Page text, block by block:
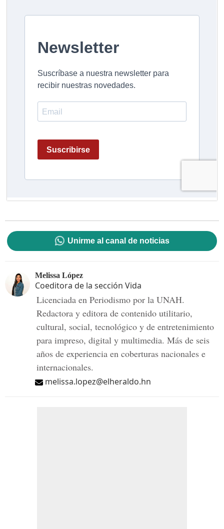
Unirme al canal de noticias
Melissa López
Coeditora de la sección Vida
Licenciada en Periodismo por la UNAH.
Redactora y editora de contenido utilitario,
cultural, social, tecnológico y de entretenimiento
para impreso, digital y multimedia. Más de seis
años de experiencia en coberturas nacionales e
internacionales.
melissa.lopez@elheraldo.hn